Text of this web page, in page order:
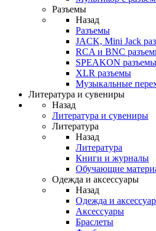
Разъемы
Назад
Разъемы
JACK, Mini Jack
RCA и BNC
SPEAKON разъемы
XLR разъемы
Музыкальные
Литература и сувениры
Назад
Литература и сувениры
Литература
Назад
Литература
Книги и журналы
Обучающие
Одежда и аксессуары
Назад
Одежда и
Аксессуары
Браслеты